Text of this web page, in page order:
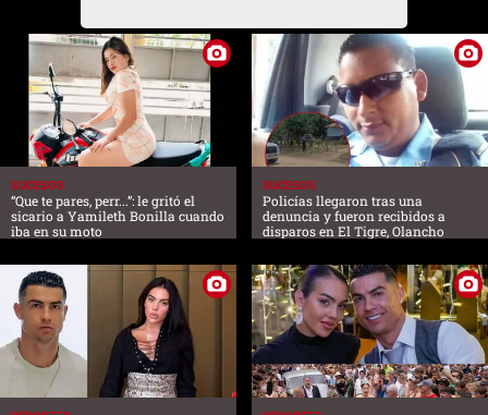
SUCESOS
“Que te pares, perr...”: le gritó el
sicario a Yamileth Bonilla cuando
iba en su moto
SUCESOS
Policías llegaron tras una
denuncia y fueron recibidos a
disparos en El Tigre, Olancho